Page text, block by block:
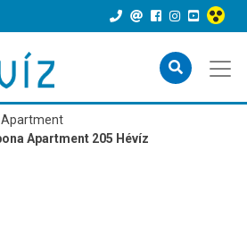
Apartment
Apartment 205 Hévíz